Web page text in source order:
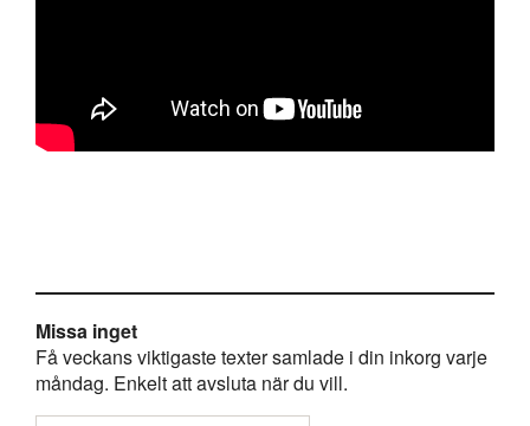
Missa inget
Få veckans viktigaste texter samlade i din inkorg varje
måndag. Enkelt att avsluta när du vill.